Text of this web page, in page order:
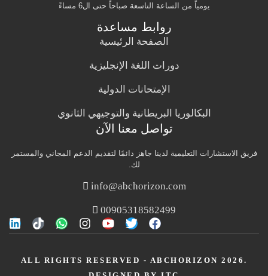
يومياً من الساعة التاسعة صباحاً حتى ال6 مساءً
روابط مساعدة
الصفحة الرئيسية
دورات اللغة الإنجليزية
الإمتحانات الدولية
البكالوريا البريطانية والتوجيهي الثانوي
تواصل معنا الآن
فريق الاستشارات التعليمية لدينا جاهز دائمًا لتقديم الدعم المجاني والمستمر
لك.
info@abchorizon.com
00905318582499
ALL RIGHTS RESERVED - ABCHORIZON 2026.